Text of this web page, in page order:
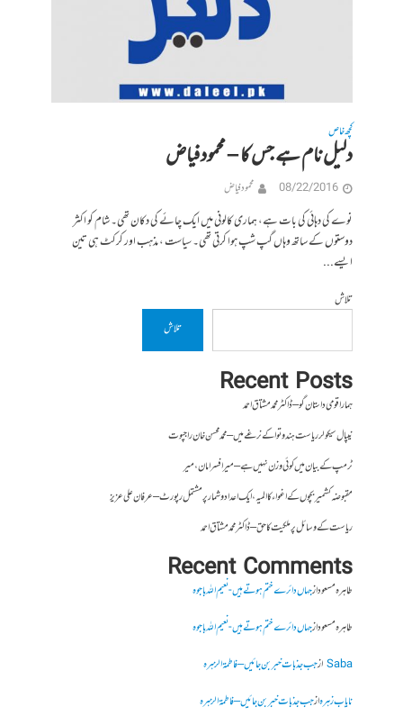
کچھ خاص
دلیل نام ہے جس کا – محمودفیاض
08/22/2016 محمود فیاض
نوے کی دہائی کی بات ہے، ہماری کالونی میں ایک چائے کی دکان تھی۔ شام کو اکثر
دوستوں کے ساتھ وہاں گپ شپ ہوا کرتی تھی۔ سیاست ، مذہب اور کرکٹ ہی تین
ایسے...
تلاش
تلاش
Recent Posts
ہمارا قومی داستان گو – ڈاکٹر محمد مشتاق احمد
نیپال سیکولر ریاست ہندوتوا کے نرغے میں – محمد محسن خان راجپوت
ٹرمپ کے بیان میں کوئی وزن نہیں ہے – میر افسرامان،میر
مقبوضہ کشمیر بچوں کے اغواء کا المیہ، ایک اعداد و شمار پر مشتمل رپورٹ – عرفان علی عزیز
ریاست کے وسائل پر ملکیت کا حق – ڈاکٹر محمد مشتاق احمد
Recent Comments
طاہرہ مسعودازجہاں دائرے ختم ہوتے ہیں- نعیم اللہ باجوہ
طاہرہ مسعودازجہاں دائرے ختم ہوتے ہیں- نعیم اللہ باجوہ
Sabaازجب جذبات خبر بن جائیں – فاطمۃالزہرہ
نایاب زہرہازجب جذبات خبر بن جائیں – فاطمۃالزہرہ